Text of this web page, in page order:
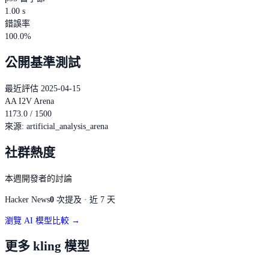
1.00 s
錯誤率
100.0%
公開基準測試
最近評估 2025-04-15
AA I2V Arena
1173.0 / 1500
來源: artificial_analysis_arena
社群熱度
本週開發者的討論
Hacker News0 次提及 · 近 7 天
瀏覽 AI 模型比較 →
更多 kling 模型